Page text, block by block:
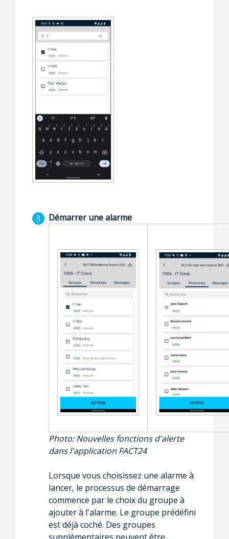
Démarrer une alarme
Photo: Nouvelles fonctions d'alerte
dans l'application FACT24
Lorsque vous choisissez une alarme à
lancer, le processus de démarrage
commence par le choix du groupe à
ajouter à l'alarme. Le groupe prédéfini
est déjà coché. Des groupes